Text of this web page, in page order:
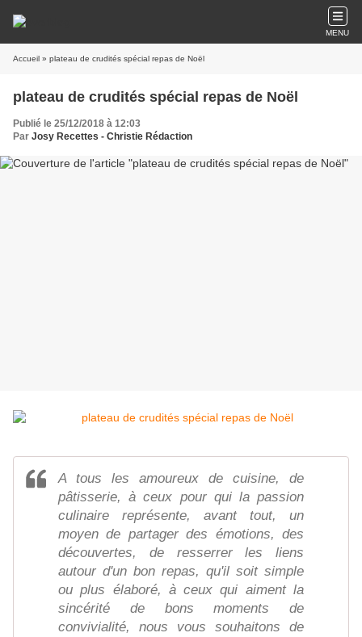
MENU
Accueil » plateau de crudités spécial repas de Noël
plateau de crudités spécial repas de Noël
Publié le 25/12/2018 à 12:03
Par Josy Recettes - Christie Rédaction
A tous les amoureux de cuisine, de
pâtisserie, à ceux pour qui la passion
culinaire représente, avant tout, un
moyen de partager des émotions, des
découvertes, de resserrer les liens
autour d'un bon repas, qu'il soit simple
ou plus élaboré, à ceux qui aiment la
sincérité de bons moments de
convivialité, nous vous souhaitons de